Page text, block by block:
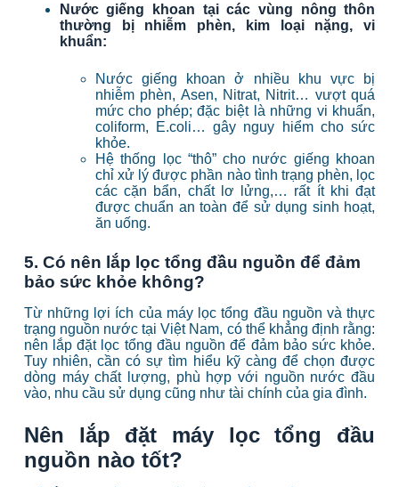
Nước giếng khoan tại các vùng nông thôn
thường bị nhiễm phèn, kim loại nặng, vi
khuẩn:
Nước giếng khoan ở nhiều khu vực bị
nhiễm phèn, Asen, Nitrat, Nitrit… vượt quá
mức cho phép; đặc biệt là những vi khuẩn,
coliform, E.coli… gây nguy hiểm cho sức
khỏe.
Hệ thống lọc “thô” cho nước giếng khoan
chỉ xử lý được phần nào tình trạng phèn, lọc
các cặn bẩn, chất lơ lửng,… rất ít khi đạt
được chuẩn an toàn để sử dụng sinh hoạt,
ăn uống.
5. Có nên lắp lọc tổng đầu nguồn để đảm
bảo sức khỏe không?
Từ những lợi ích của máy lọc tổng đầu nguồn và thực
trạng nguồn nước tại Việt Nam, có thể khẳng định rằng:
nên lắp đặt lọc tổng đầu nguồn để đảm bảo sức khỏe.
Tuy nhiên, cần có sự tìm hiểu kỹ càng để chọn được
dòng máy chất lượng, phù hợp với nguồn nước đầu
vào, nhu cầu sử dụng cũng như tài chính của gia đình.
Nên lắp đặt máy lọc tổng đầu
nguồn nào tốt?